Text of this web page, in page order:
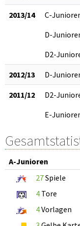
2013/14 C-
D-
D2-
2012/13 D-
2011/12 D2-
E-
A-Junioren
27Spiele
4 Tore
4Vorlagen